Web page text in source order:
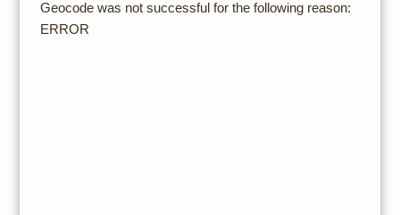
Geocode was not successful for the following reason:
ERROR